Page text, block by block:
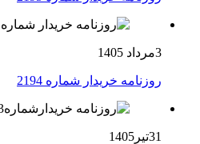
3مرداد 1405
روزنامه خریدار شماره 2194
31تیر1405